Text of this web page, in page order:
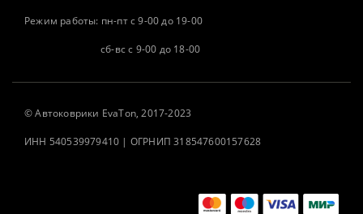
Режим работы: пн-пт с 9-00 до 19-00
сб-вс с 9-00 до 18-00
©Автоковрики EvaTon, 2017-2023
ИНН 540539979410 | ОГРНИП 318547600157628